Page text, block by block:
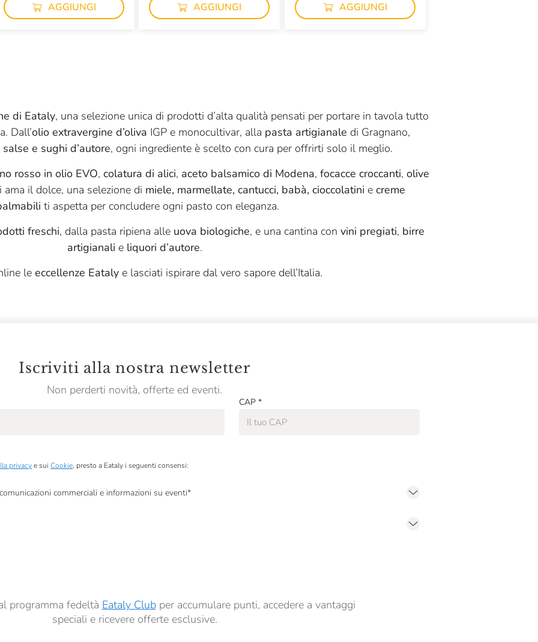
AGGIUNGI AGGIUNGI AGGIUNGI
di Eataly, una selezione unica di prodotti d’alta qualità pensati per portare in tavola tutto
Dall’olio extravergine d’oliva IGP e monocultivar, alla pasta artigianale di Gragnano,
salse e sughi d’autore, ogni ingrediente è scelto con cura per offrirti solo il meglio.
rosso in olio EVO, colatura di alici, aceto balsamico di Modena, focacce croccanti, olive
ama il dolce, una selezione di miele, marmellate, cantucci, babà, cioccolatini e creme
ti aspetta per concludere ogni pasto con eleganza.
freschi, dalla pasta ripiena alle uova biologiche, e una cantina con vini pregiati, birre
artigianali e liquori d’autore.
le eccellenze Eatalye lasciati ispirare dal vero sapore dell’Italia.
Iscriviti alla nostra newsletter
Non perderti novità, offerte ed eventi.
CAP *
privacye sui Cookie, presto a Eataly i seguenti consensi:
commerciali e informazioni su eventi*
programma fedeltà Eataly Clubper accumulare punti, accedere a vantaggi
speciali e ricevere offerte esclusive.